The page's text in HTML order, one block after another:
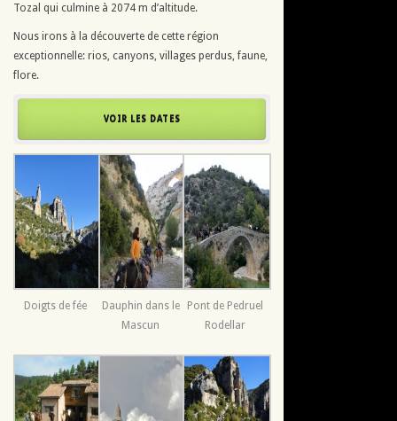
Tozal qui culmine à 2074 m d’altitude.
Nous irons à la découverte de cette région
exceptionnelle: rios, canyons, villages perdus, faune,
flore.
VOIR LES DATES
Doigts de fée
Dauphin dans le
Mascun
Pont de Pedruel
Rodellar